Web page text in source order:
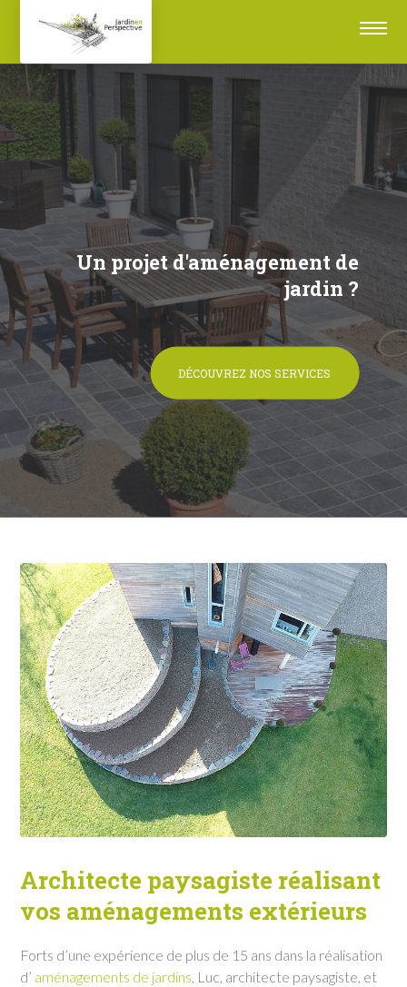
Un projet d'aménagement de
jardin ?
DÉCOUVREZ NOS SERVICES
Architecte paysagiste réalisant
vos aménagements extérieurs
Forts d’une expérience de plus de 15 ans dans la réalisation
d’ aménagements de jardins, Luc, architecte paysagiste, et